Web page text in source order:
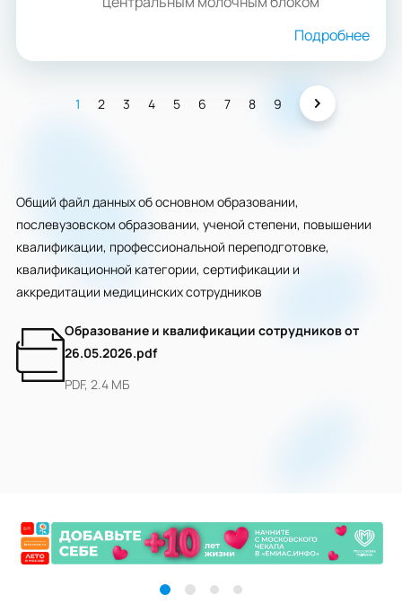
Подробнее
1 2 3 4 5 6 7 8 9
Общий файл данных об основном образовании,
послевузовском образовании, ученой степени, повышении
квалификации, профессиональной переподготовке,
квалификационной категории, сертификации и
аккредитации медицинских сотрудников
Образование и квалификации сотрудников от
26.05.2026.pdf
PDF, 2.4 МБ